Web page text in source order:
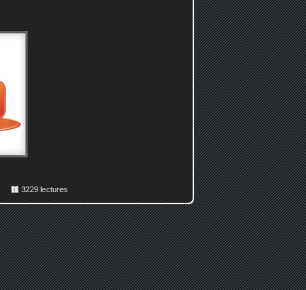
3229 lectures